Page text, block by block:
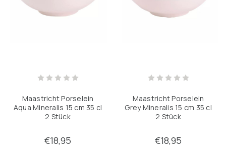
Maastricht Porselein
Aqua Mineralis 15 cm 35 cl
2 Stück
€18,95
Maastricht Porselein
Grey Mineralis 15 cm 35 cl
2 Stück
€18,95